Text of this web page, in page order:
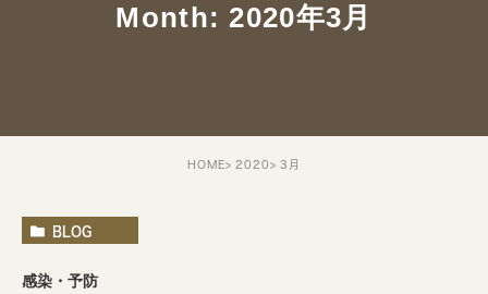
Month: 2020年3月
HOME 2020 3月
BLOG
感染・予防